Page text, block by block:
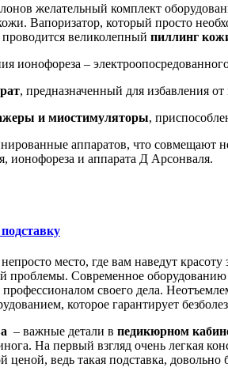
желательный комплект
Вапоризатор, который просто
великолепный пиллинг
ионофореза –
, предназначенный для избавления
и миостимуляторы,
аппаратов, что совмещают
ионофореза и аппарата Д Арсонваля.
непросто место, где вам наведут
Современное оборудованию
своего дела.
которое гарантирует
– важные детали в педикюрном
На первый взгляд очень легкая
ценой, ведь такая подставка,